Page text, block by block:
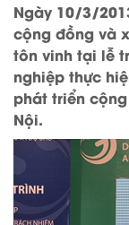
Ngày 10/3/
cộng đồng và
tôn vinh tại lễ
nghiệp thực
phát triển
Nội.